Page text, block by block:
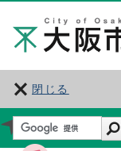
閉じる
サイト・ナビ